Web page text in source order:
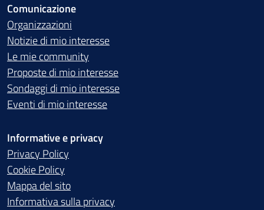
Comunicazione
Organizzazioni
Notizie di mio interesse
Le mie community
Proposte di mio interesse
Sondaggi di mio interesse
Eventi di mio interesse
Informative e privacy
Privacy Policy
Cookie Policy
Mappa del sito
Informativa sulla privacy